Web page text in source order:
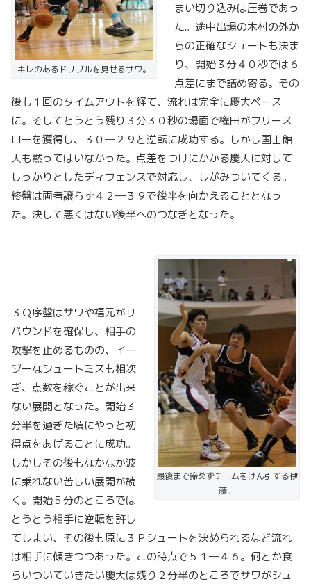
キレのあるドリブルを見せるサワ。
まい切り込みは圧巻であっ
た。途中出場の木村の外か
らの正確なシュートも決ま
り、開始３分４０秒では６
点差にまで詰め寄る。その
後も１回のタイムアウトを経て、流れは完全に慶大ペース
に。そしてとうとう残り３分３０秒の場面で権田がフリース
ローを獲得し、３０―２９と逆転に成功する。しかし国士館
大も黙ってはいなかった。点差をつけにかかる慶大に対して
しっかりとしたディフェンスで対応し、しがみついてくる。
終盤は両者譲らず４２―３９で後半を向かえることとなっ
た。決して悪くはない後半へのつなぎとなった。
最後まで諦めずチームをけん引する伊
藤。
３Ｑ序盤はサワや福元がリ
バウンドを確保し、相手の
攻撃を止めるものの、イー
ジーなシュートミスも相次
ぎ、点数を稼ぐことが出来
ない展開となった。開始３
分半を過ぎた頃にやっと初
得点をあげることに成功。
しかしその後もなかなか波
に乗れない苦しい展開が続
く。開始５分のところでは
とうとう相手に逆転を許し
てしまい、その後も原に３Ｐシュートを決められるなど流れ
は相手に傾きつつあった。この時点で５１―４６。何とか食
らいついていきたい慶大は残り２分半のところでサワがシュ